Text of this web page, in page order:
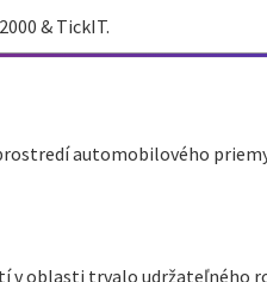
& TickIT.
automobilového
v oblasti trvalo udržateľného